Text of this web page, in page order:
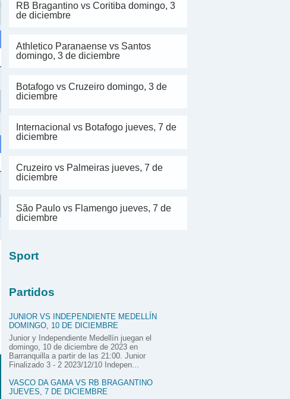
RB Bragantino vs Coritiba domingo, 3
de diciembre
Athletico Paranaense vs Santos
domingo, 3 de diciembre
Botafogo vs Cruzeiro domingo, 3 de
diciembre
Internacional vs Botafogo jueves, 7 de
diciembre
Cruzeiro vs Palmeiras jueves, 7 de
diciembre
São Paulo vs Flamengo jueves, 7 de
diciembre
Sport
Partidos
JUNIOR VS INDEPENDIENTE MEDELLÍN
DOMINGO, 10 DE DICIEMBRE
Junior y Independiente Medellín juegan el
domingo, 10 de diciembre de 2023 en
Barranquilla a partir de las 21:00. Junior
Finalizado 3 - 2 2023/12/10 Indepen...
VASCO DA GAMA VS RB BRAGANTINO
JUEVES, 7 DE DICIEMBRE